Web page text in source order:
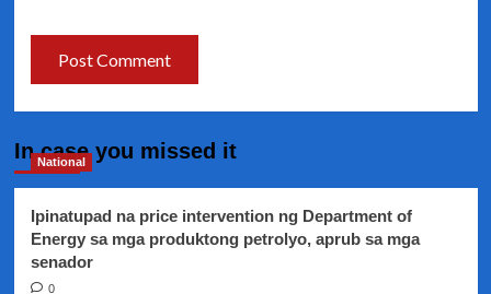
In case you missed it
National
Ipinatupad na price intervention ng Department of
Energy sa mga produktong petrolyo, aprub sa mga
senador
0